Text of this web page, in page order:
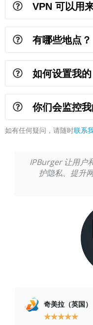
VPN 可以用
有哪些地点？
如何设置我的
你们会监控
如有任何疑问，请随时联系
IPBurger 让用户
护隐私、提升
奇美拉（英国）
★★★★★